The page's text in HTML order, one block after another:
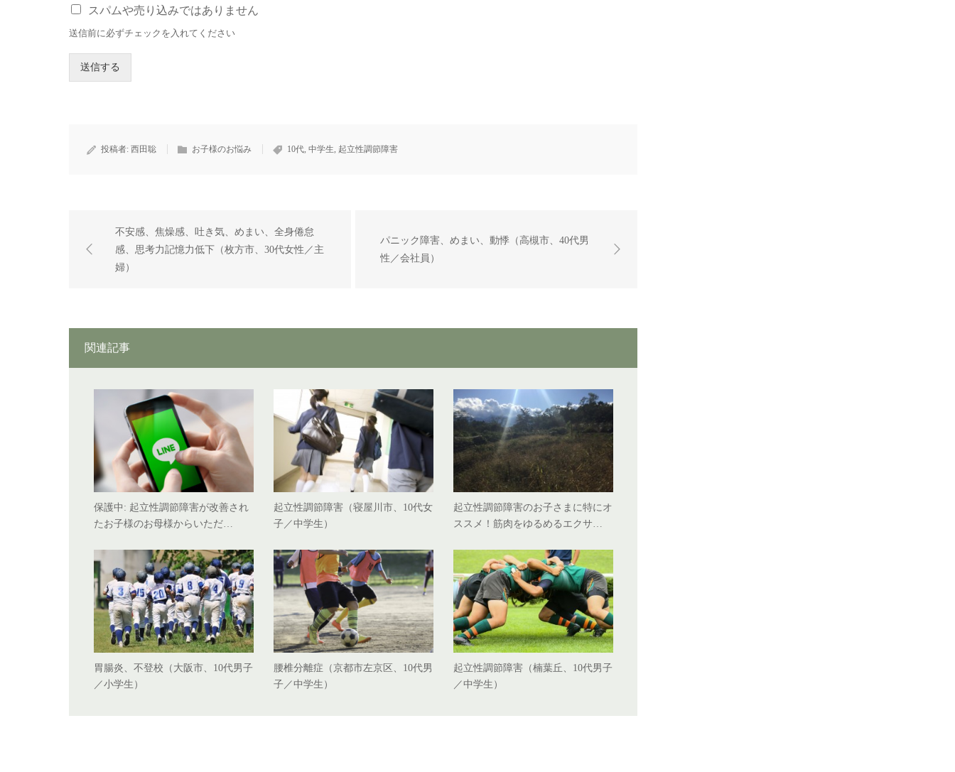
スパムや売り込みではありません
送信前に必ずチェックを入れてください
送信する
投稿者: 西田聡 お子様のお悩み 10代, 中学生, 起立性調節障害
不安感、焦燥感、吐き気、めまい、全身倦怠
感、思考力記憶力低下（枚方市、30代女性／主
婦）
パニック障害、めまい、動悸（高槻市、40代男
性／会社員）
関連記事
保護中: 起立性調節障害が改善され
たお子様のお母様からいただ…
起立性調節障害（寝屋川市、10代女
子／中学生）
起立性調節障害のお子さまに特にオ
ススメ！筋肉をゆるめるエクサ…
胃腸炎、不登校（大阪市、10代男子
／小学生）
腰椎分離症（京都市左京区、10代男
子／中学生）
起立性調節障害（楠葉丘、10代男子
／中学生）